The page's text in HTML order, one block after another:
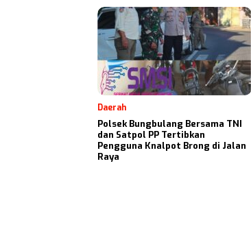
Daerah
Polsek Bungbulang Bersama TNI
dan Satpol PP Tertibkan
Pengguna Knalpot Brong di Jalan
Raya